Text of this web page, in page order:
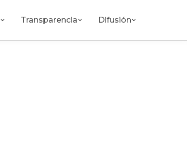
Transparencia Difusión